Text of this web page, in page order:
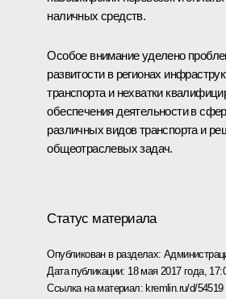
наличных средств.
Особое внимание уделено
развитости в регионах
транспорта и нехватки
обеспечения деятельности в
различных видов транспорта и
общеотраслевых задач.
Статус материала
Опубликован в разделах:
Дата публикации: 18 мая 2017 года,
Ссылка на материал: kremlin.ru/d/54519